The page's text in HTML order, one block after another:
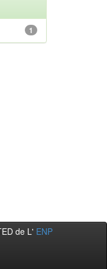
1
de L' ENP